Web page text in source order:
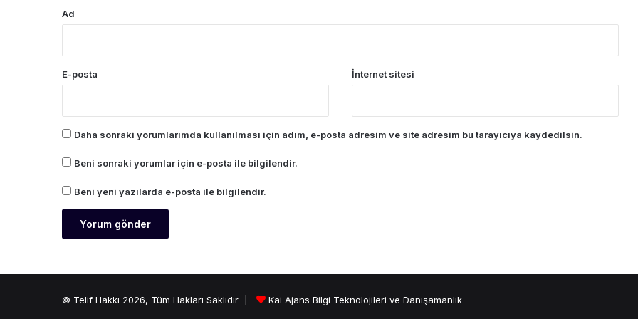
Ad
E-posta İnternet sitesi
Daha sonraki yorumlarımda kullanılması için adım, e-posta adresim ve site adresim bu tarayıcıya kaydedilsin.
Beni sonraki yorumlar için e-posta ile bilgilendir.
Beni yeni yazılarda e-posta ile bilgilendir.
© Telif Hakkı 2026, Tüm Hakları Saklıdır | Kai Ajans Bilgi Teknolojileri ve Danışamanlık